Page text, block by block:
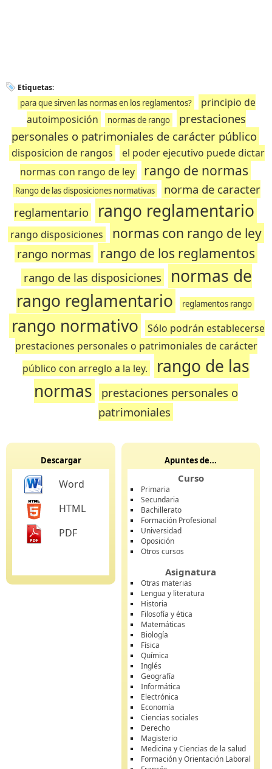
Etiquetas:
para que sirven las normas en los reglamentos?
principio de
autoimposición
normas de rango
prestaciones
personales o patrimoniales de carácter público
disposicion de rangos
el poder ejecutivo puede dictar
normas con rango de ley
rango de normas
Rango de las disposiciones normativas
norma de caracter
reglamentario
rango reglamentario
rango disposiciones normas con rango de ley
rango normas rango de los reglamentos
rango de las disposiciones
normas de
rango reglamentario
reglamentos rango
rango normativo
Sólo podrán establecerse
prestaciones personales o patrimoniales de carácter
público con arreglo a la ley.
rango de las
normas
prestaciones personales o
patrimoniales
Descargar
Word
HTML
PDF
Apuntes de...
Curso
Primaria
Secundaria
Bachillerato
Formación Profesional
Universidad
Oposición
Otros cursos
Asignatura
Otras materias
Lengua y literatura
Historia
Filosofía y ética
Matemáticas
Biología
Física
Química
Inglés
Geografía
Informática
Electrónica
Economía
Ciencias sociales
Derecho
Magisterio
Medicina y Ciencias de la salud
Formación y Orientación Laboral